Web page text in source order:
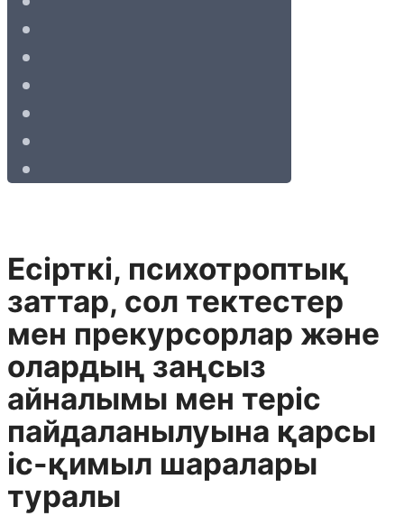
Есiрткi, психотроптық
заттар, сол тектестер
мен прекурсорлар және
олардың заңсыз
айналымы мен терiс
пайдаланылуына қарсы
iс-қимыл шаралары
туралы